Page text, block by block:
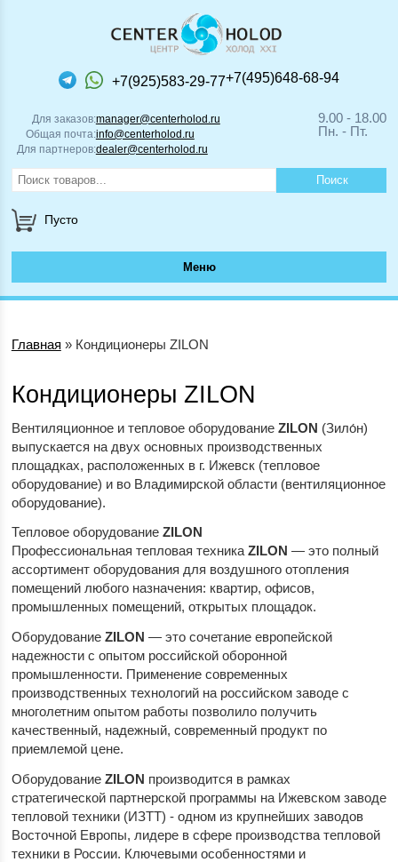
+7(925)583-29-77+7(495)648-68-94
Для заказов:manager@centerholod.ru
Общая почта:info@centerholod.ru
Для партнеров:dealer@centerholod.ru
9.00 - 18.00
Пн. - Пт.
Пусто
Меню
Главная » Кондиционеры ZILON
Кондиционеры ZILON
Вентиляционное и тепловое оборудование ZILON (Зило́н)
выпускается на двух основных производственных
площадках, расположенных в г. Ижевск (тепловое
оборудование) и во Владимирской области (вентиляционное
оборудование).
Тепловое оборудование ZILON
Профессиональная тепловая техника ZILON — это полный
ассортимент оборудования для воздушного отопления
помещений любого назначения: квартир, офисов,
промышленных помещений, открытых площадок.
Оборудование ZILON — это сочетание европейской
надежности с опытом российской оборонной
промышленности. Применение современных
производственных технологий на российском заводе с
многолетним опытом работы позволило получить
качественный, надежный, современный продукт по
приемлемой цене.
Оборудование ZILON производится в рамках
стратегической партнерской программы на Ижевском заводе
тепловой техники (ИЗТТ) - одном из крупнейших заводов
Восточной Европы, лидере в сфере производства тепловой
техники в России. Ключевыми особенностями и